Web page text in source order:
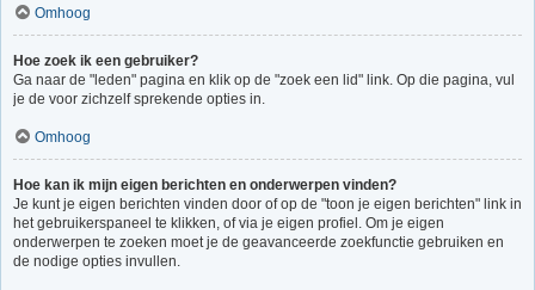
Omhoog
Hoe zoek ik een gebruiker?
Ga naar de "leden" pagina en klik op de "zoek een lid" link. Op die pagina, vul
je de voor zichzelf sprekende opties in.
Omhoog
Hoe kan ik mijn eigen berichten en onderwerpen vinden?
Je kunt je eigen berichten vinden door of op de "toon je eigen berichten" link in
het gebruikerspaneel te klikken, of via je eigen profiel. Om je eigen
onderwerpen te zoeken moet je de geavanceerde zoekfunctie gebruiken en
de nodige opties invullen.